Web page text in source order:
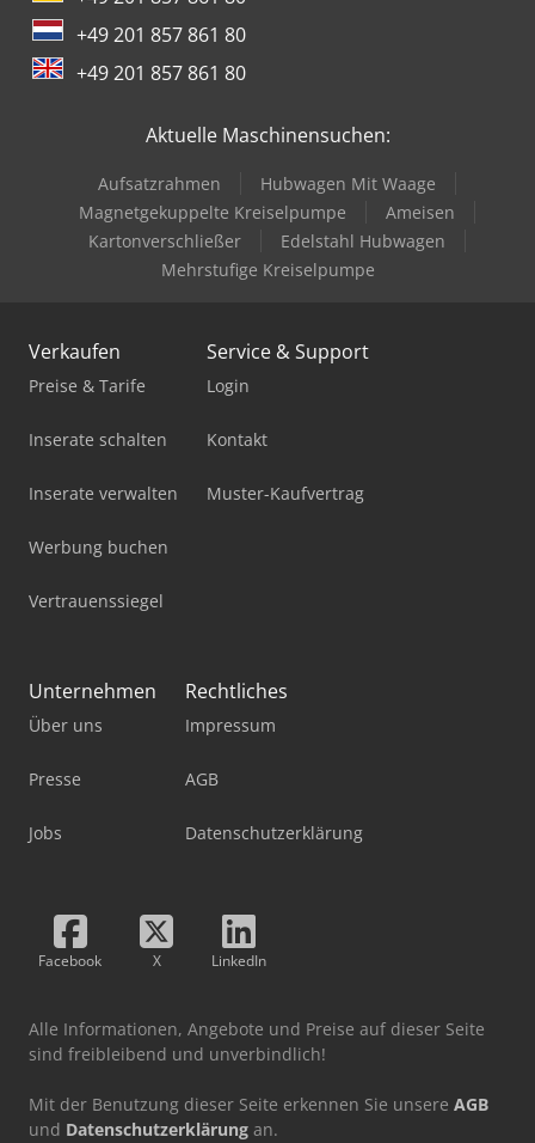
+49 201 857 861 80
+49 201 857 861 80
Aktuelle Maschinensuchen:
Aufsatzrahmen
Hubwagen Mit Waage
Magnetgekuppelte Kreiselpumpe
Ameisen
Kartonverschließer
Edelstahl Hubwagen
Mehrstufige Kreiselpumpe
Verkaufen
Preise & Tarife
Inserate schalten
Inserate verwalten
Werbung buchen
Vertrauenssiegel
Service & Support
Login
Kontakt
Muster-Kaufvertrag
Unternehmen
Über uns
Presse
Jobs
Rechtliches
Impressum
AGB
Datenschutzerklärung
Facebook X LinkedIn
Alle Informationen, Angebote und Preise auf dieser Seite
sind freibleibend und unverbindlich!
Mit der Benutzung dieser Seite erkennen Sie unsere AGB
und Datenschutzerklärung an.